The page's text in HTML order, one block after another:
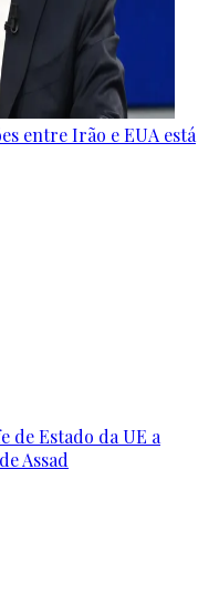
entre Irão e EUA está
Estado da UE a
Assad